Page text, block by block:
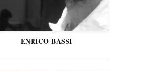
ENRICO BASSI